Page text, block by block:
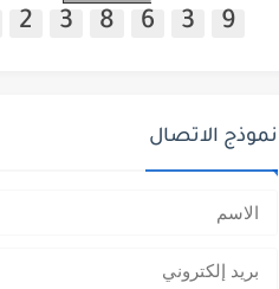
2 3 8 6 3 9
نموذج الاتصال